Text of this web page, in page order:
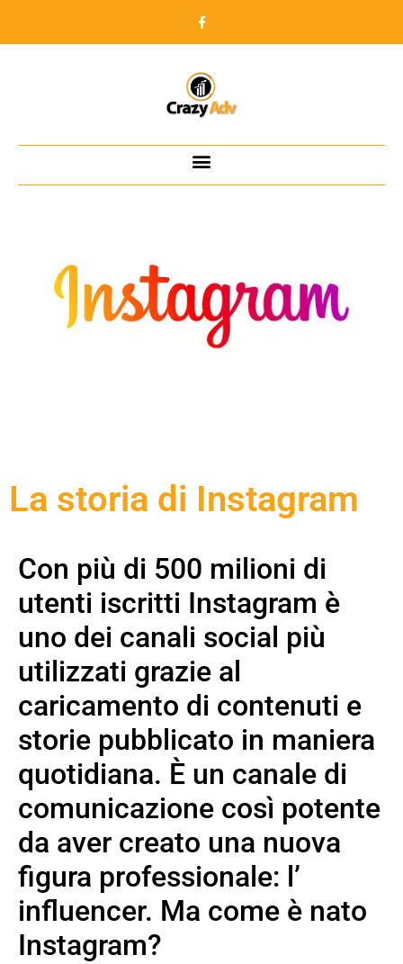
La storia di Instagram
Con più di 500 milioni di
utenti iscritti Instagram è
uno dei canali social più
utilizzati grazie al
caricamento di contenuti e
storie pubblicato in maniera
quotidiana. È un canale di
comunicazione così potente
da aver creato una nuova
figura professionale: l’
influencer. Ma come è nato
Instagram?